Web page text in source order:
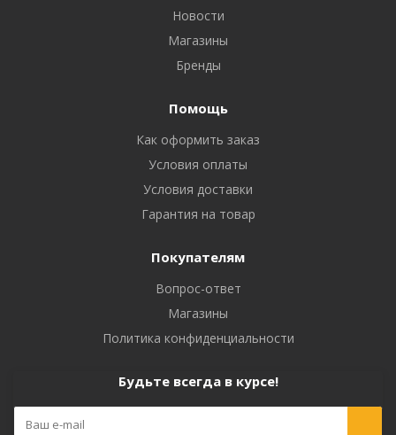
Новости
Магазины
Бренды
Помощь
Как оформить заказ
Условия оплаты
Условия доставки
Гарантия на товар
Покупателям
Вопрос-ответ
Магазины
Политика конфиденциальности
Будьте всегда в курсе!